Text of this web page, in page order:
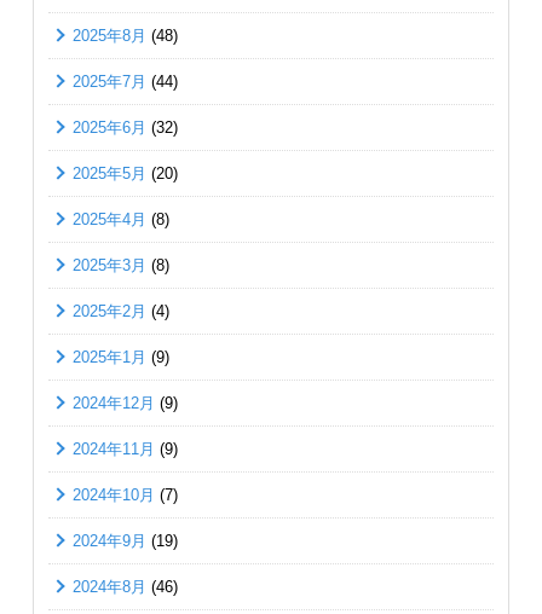
2025年8月 (48)
2025年7月 (44)
2025年6月 (32)
2025年5月 (20)
2025年4月 (8)
2025年3月 (8)
2025年2月 (4)
2025年1月 (9)
2024年12月 (9)
2024年11月 (9)
2024年10月 (7)
2024年9月 (19)
2024年8月 (46)